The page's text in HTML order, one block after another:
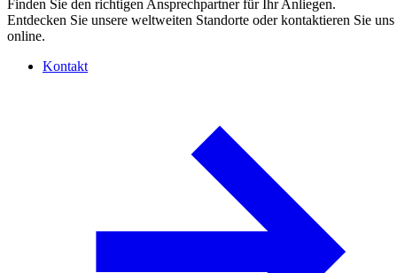
Finden Sie den richtigen Ansprechpartner für Ihr Anliegen.
Entdecken Sie unsere weltweiten Standorte oder kontaktieren Sie uns
online.
Kontakt